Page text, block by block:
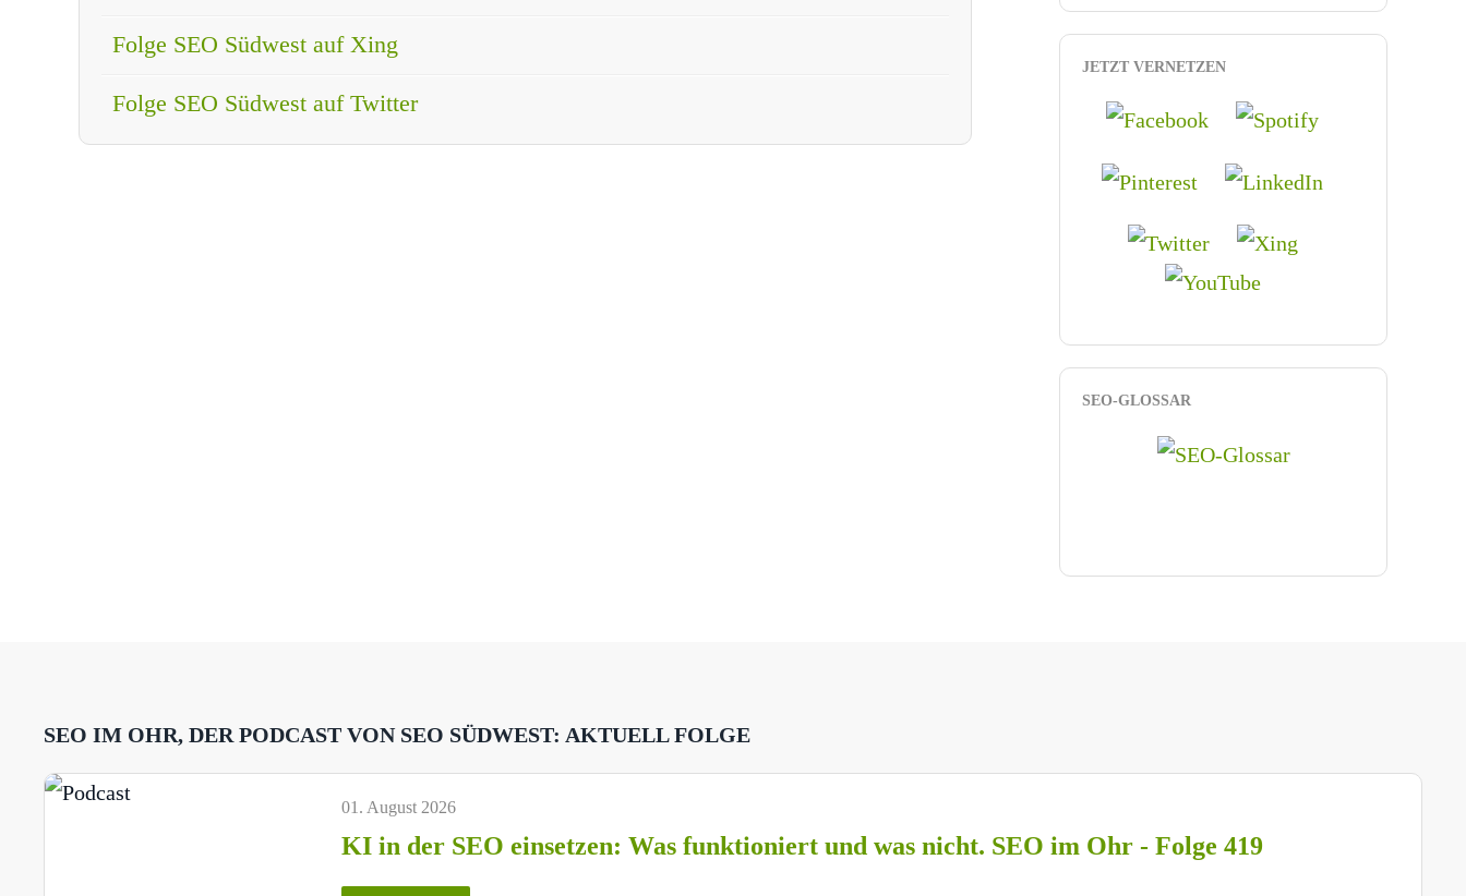
Folge SEO Südwest auf Xing
Folge SEO Südwest auf Twitter
JETZT VERNETZEN
SEO-GLOSSAR
SEO IM OHR, DER PODCAST VON SEO SÜDWEST: AKTUELL FOLGE
01. August 2026
KI in der SEO einsetzen: Was funktioniert und was nicht. SEO im Ohr - Folge 419